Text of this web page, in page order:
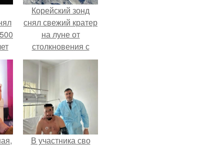
Корейский зонд
снял свежий кратер
на луне от
столкновения с
обломком Falcon 9.
В участника сво